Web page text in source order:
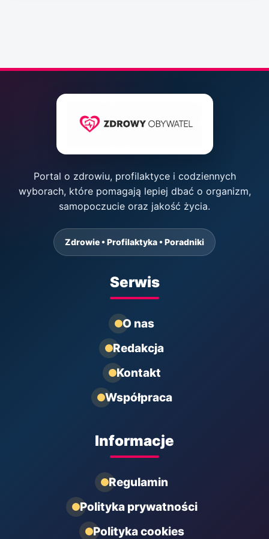
Portal o zdrowiu, profilaktyce i codziennych
wyborach, które pomagają lepiej dbać o organizm,
samopoczucie oraz jakość życia.
Zdrowie • Profilaktyka • Poradniki
Serwis
O nas
Redakcja
Kontakt
Współpraca
Informacje
Regulamin
Polityka prywatności
Polityka cookies